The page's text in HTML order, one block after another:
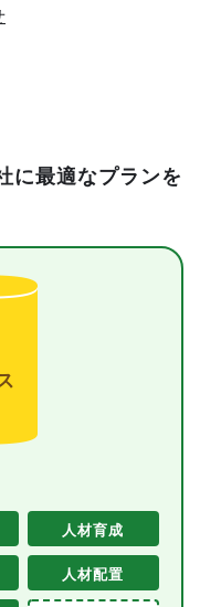
に最適なプランを
人材育成
人材配置